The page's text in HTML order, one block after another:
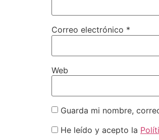
Correo electrónico *
Web
Guarda mi nombre,
He leído y acepto la